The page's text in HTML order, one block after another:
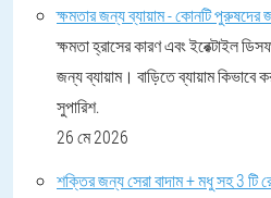
ক্ষমতার জন্য ব্যায়াম - কোনটি পুরুষদের
ক্ষমতা হ্রাসের কারণ এবং ইরেক্টাইল
জন্য ব্যায়াম। বাড়িতে ব্যায়াম কিভাবে
সুপারিশ.
26 মে 2026
শক্তির জন্য সেরা বাদাম + মধু সহ 3 টি